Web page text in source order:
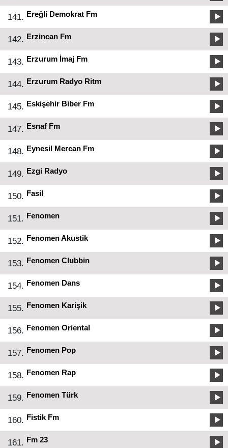
141. Ereğli Demokrat Fm
142. Erzincan Fm
143. Erzurum İmaj Fm
144. Erzurum Radyo Ritm
145. Eskişehir Biber Fm
147. Esnaf Fm
148. Eynesil Mercan Fm
149. Ezgi Radyo
150. Fasil
151. Fenomen
152. Fenomen Akustik
153. Fenomen Clubbin
154. Fenomen Dans
155. Fenomen Karişik
156. Fenomen Oriental
157. Fenomen Pop
158. Fenomen Rap
159. Fenomen Türk
160. Fistik Fm
161. Fm 23